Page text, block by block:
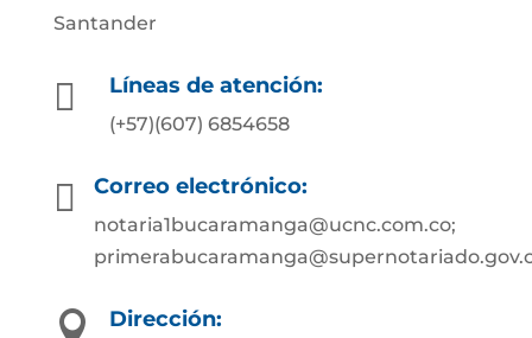
Santander
 Líneas de atención:
(+57)(607) 6854658
 Correo electrónico:
notaria1bucaramanga@ucnc.com.co;
 Dirección: